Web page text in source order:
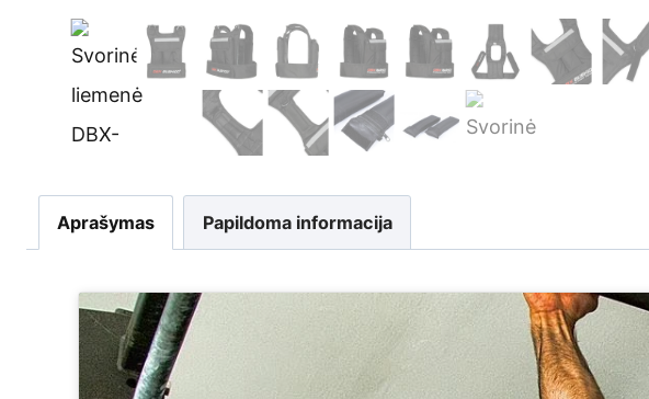
Aprašymas Papildoma informacija